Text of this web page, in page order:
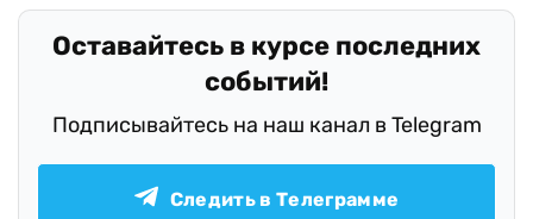
Оставайтесь в курсе последних
событий!
Подписывайтесь на наш канал в Telegram
Следить в Телеграмме